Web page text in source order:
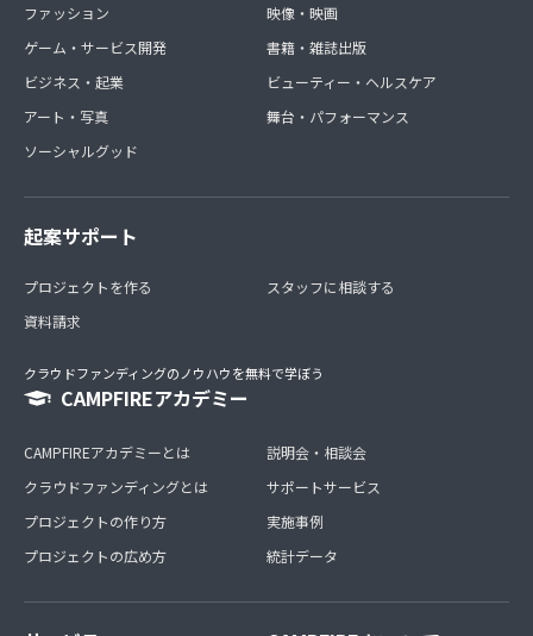
ファッション
ゲーム・サービス開発
ビジネス・起業
アート・写真
ソーシャルグッド
映像・映画
書籍・雑誌出版
ビューティー・ヘルスケア
舞台・パフォーマンス
起案サポート
プロジェクトを作る
資料請求
スタッフに相談する
クラウドファンディングのノウハウを無料で学ぼう
CAMPFIREアカデミー
CAMPFIREアカデミーとは
クラウドファンディングとは
プロジェクトの作り方
プロジェクトの広め方
説明会・相談会
サポートサービス
実施事例
統計データ